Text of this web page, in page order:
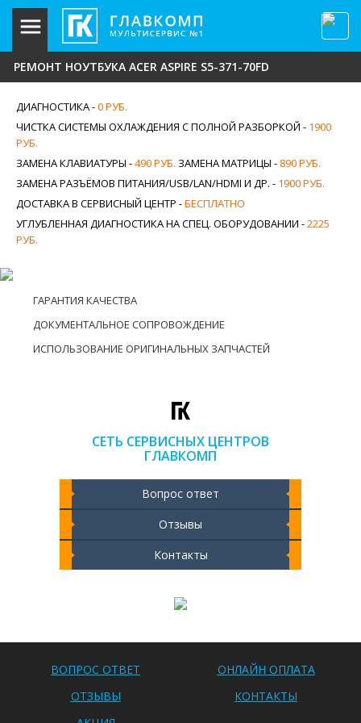
СЕТЬ СЕРВИСНЫХ ЦЕНТРОВ
ГЛАВКОМП
Вопрос ответ
Отзывы
Контакты
РЕМОНТ НОУТБУКА ACER ASPIRE S5-371-70FD
ДИАГНОСТИКА -0 РУБ.
ЧИСТКА СИСТЕМЫ ОХЛАЖДЕНИЯ С ПОЛНОЙ РАЗБОРКОЙ - 1900
РУБ.
ЗАМЕНА КЛАВИАТУРЫ -490 РУБ. ЗАМЕНА МАТРИЦЫ - 890 РУБ.
ЗАМЕНА РАЗЪЁМОВ ПИТАНИЯ/USB/LAN/HDMI И ДР. - 1900 РУБ.
ДОСТАВКА В СЕРВИСНЫЙ ЦЕНТР -БЕСПЛАТНО
УГЛУБЛЕННАЯ ДИАГНОСТИКА НА СПЕЦ. ОБОРУДОВАНИИ -2225
РУБ.
ГАРАНТИЯ КАЧЕСТВА
ДОКУМЕНТАЛЬНОЕ СОПРОВОЖДЕНИЕ
ИСПОЛЬЗОВАНИЕ ОРИГИНАЛЬНЫХ ЗАПЧАСТЕЙ
ВОПРОС ОТВЕТ
ОНЛАЙН ОПЛАТА
ОТЗЫВЫ
КОНТАКТЫ